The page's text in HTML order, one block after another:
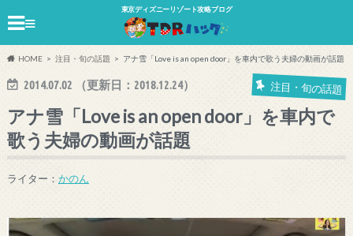
東京ディズニーリゾート攻略ブログ
≡
HOME 注目・旬の話題 アナ雪「Love is an open door」を車内で歌う夫婦の動画が話題
2014.07.02 （更新日： 2018.12.24） 注目・旬の話題
アナ雪「Love is an open door」を車内で
歌う夫婦の動画が話題
ライター： かのん